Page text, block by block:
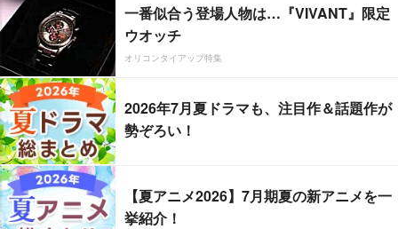
一番似合う登場人物は…『VIVANT』限定
ウオッチ
オリコンタイアップ特集
2026年7月夏ドラマも、注目作＆話題作が
勢ぞろい！
【夏アニメ2026】7月期夏の新アニメを一
挙紹介！